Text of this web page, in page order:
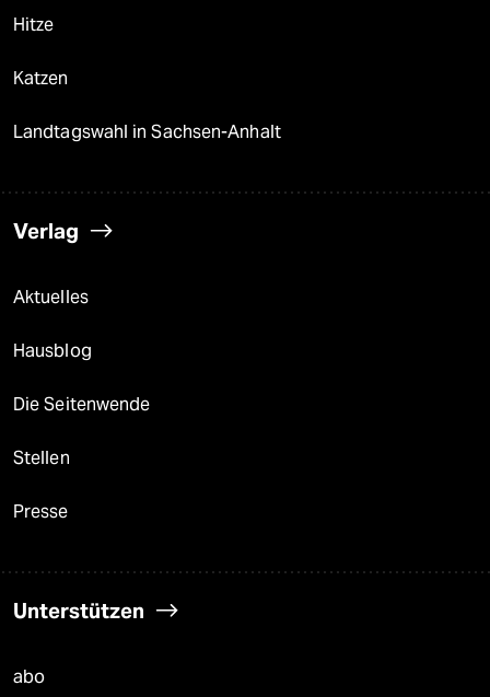
Hitze
Katzen
Landtagswahl in Sachsen-Anhalt
Verlag
Aktuelles
Hausblog
Die Seitenwende
Stellen
Presse
Unterstützen
abo